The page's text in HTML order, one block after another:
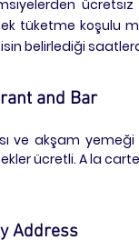
tüketme koşulu
belirlediği
and Bar
ve akşam
ücretli. A la
Address